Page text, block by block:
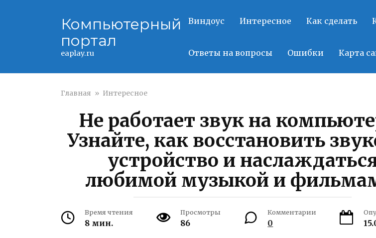
Компьютерный
портал
eaplay.ru
Виндоус Интересное Как сделать
Ответы на вопросы Ошибки Карта
Главная » Интересное
Не работает звук на
Узнайте, как восстановить
устройство и
любимой музыкой и
Время чтения
8 мин.
Просмотры
86
Комментарии
0